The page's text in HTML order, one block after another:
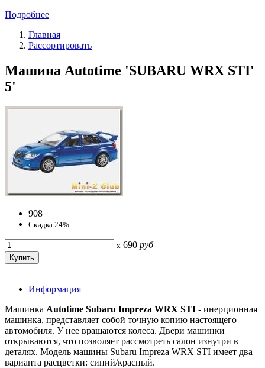
Подробнее
Главная
Рассортировать
Машина Autotime 'SUBARU WRX STI'
5'
908
Скидка 24%
x 690 руб
Информация
Машинка Autotime Subaru Impreza WRX STI - инерционная
машинка, представляет собой точную копию настоящего
автомобиля. У нее вращаются колеса. Двери машинки
открываются, что позволяет рассмотреть салон изнутри в
деталях. Модель машины Subaru Impreza WRX STI имеет два
варианта расцветки: синий/красный.